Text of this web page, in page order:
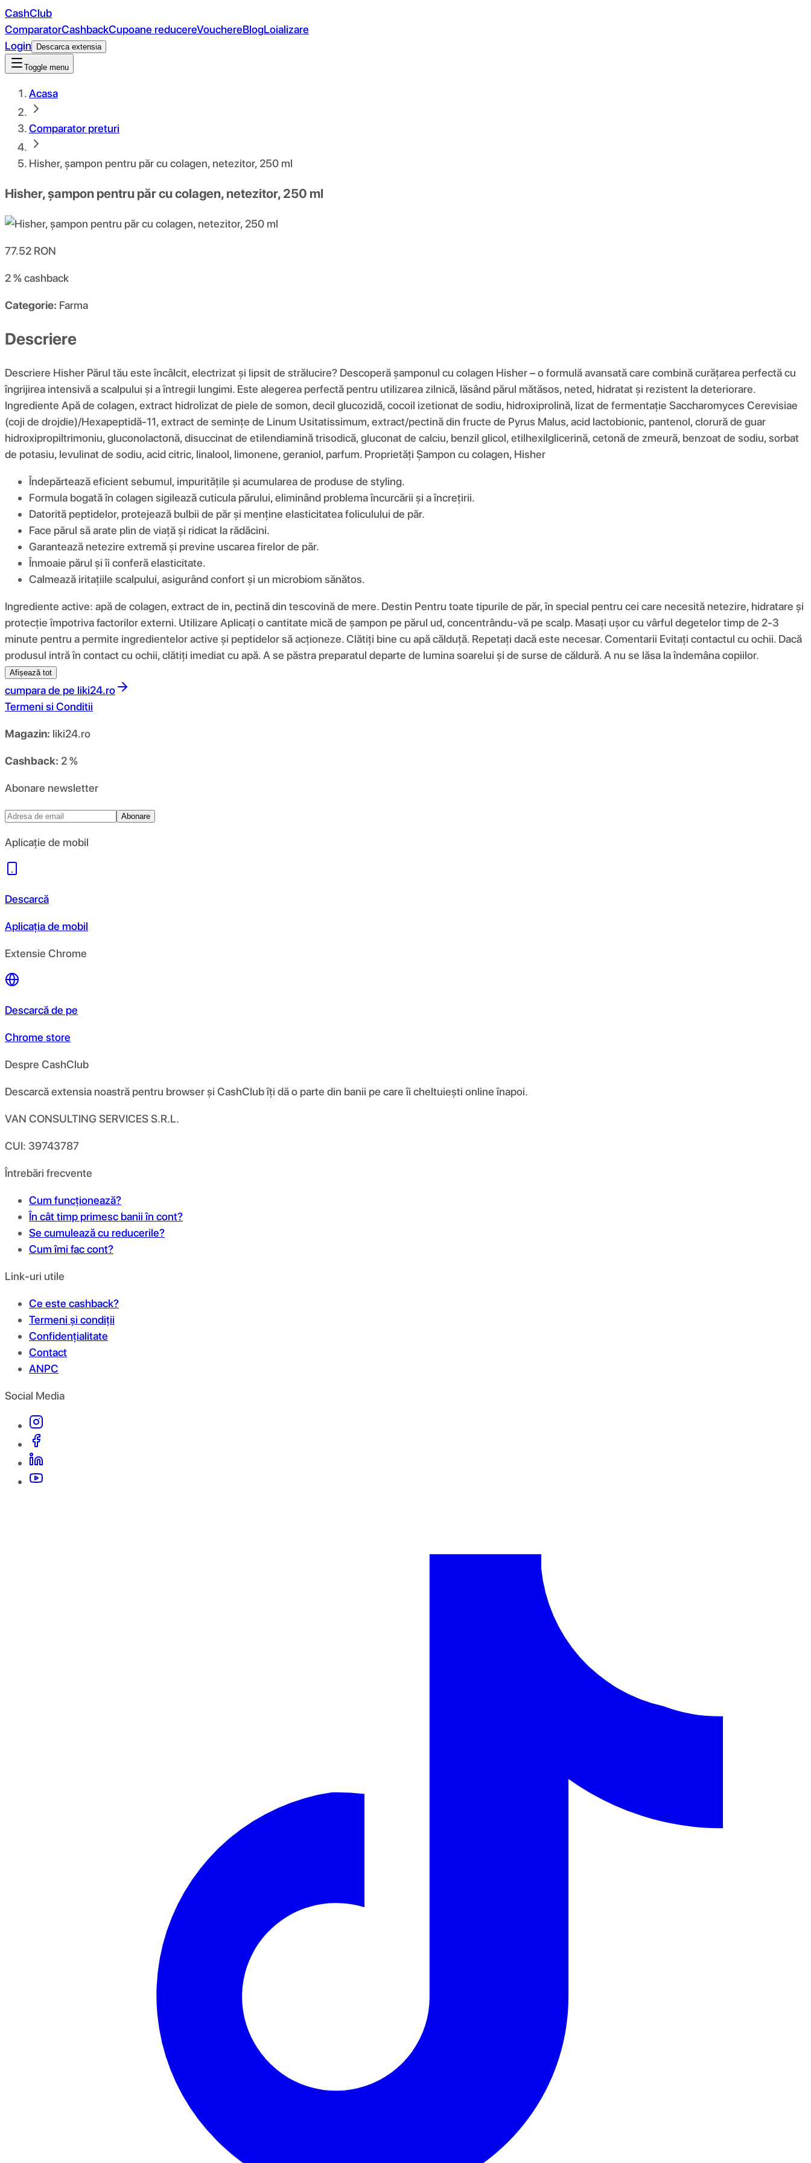
CashClub
ComparatorCashbackCupoane reducereVouchereBlogLoializare
Login
Descarca extensia
Toggle menu
Acasa
Comparator preturi
Hisher, șampon pentru păr cu colagen, netezitor, 250 ml
Hisher, șampon pentru păr cu colagen, netezitor, 250 ml
77.52 RON
2 %cashback
Categorie: Farma
Descriere
Descriere Hisher Părul tău este încâlcit, electrizat și lipsit de strălucire? Descoperă șamponul cu colagen Hisher – o formulă avansată care combină curățarea perfectă cu
îngrijirea intensivă a scalpului și a întregii lungimi. Este alegerea perfectă pentru utilizarea zilnică, lăsând părul mătăsos, neted, hidratat și rezistent la deteriorare.
Ingrediente Apă de colagen, extract hidrolizat de piele de somon, decil glucozidă, cocoil izetionat de sodiu, hidroxiprolină, lizat de fermentație Saccharomyces Cerevisiae
(coji de drojdie)/Hexapeptidă-11, extract de semințe de Linum Usitatissimum, extract/pectină din fructe de Pyrus Malus, acid lactobionic, pantenol, clorură de guar
hidroxipropiltrimoniu, gluconolactonă, disuccinat de etilendiamină trisodică, gluconat de calciu, benzil glicol, etilhexilglicerină, cetonă de zmeură, benzoat de sodiu, sorbat
de potasiu, levulinat de sodiu, acid citric, linalool, limonene, geraniol, parfum. Proprietăți Șampon cu colagen, Hisher
Îndepărtează eficient sebumul, impuritățile și acumularea de produse de styling.
Formula bogată în colagen sigilează cuticula părului, eliminând problema încurcării și a încrețirii.
Datorită peptidelor, protejează bulbii de păr și menține elasticitatea foliculului de păr.
Face părul să arate plin de viață și ridicat la rădăcini.
Garantează netezire extremă și previne uscarea firelor de păr.
Înmoaie părul și îi conferă elasticitate.
Calmează iritațiile scalpului, asigurând confort și un microbiom sănătos.
Ingrediente active: apă de colagen, extract de in, pectină din tescovină de mere. Destin Pentru toate tipurile de păr, în special pentru cei care necesită netezire, hidratare și
protecție împotriva factorilor externi. Utilizare Aplicați o cantitate mică de șampon pe părul ud, concentrându-vă pe scalp. Masați ușor cu vârful degetelor timp de 2-3
minute pentru a permite ingredientelor active și peptidelor să acționeze. Clătiți bine cu apă călduță. Repetați dacă este necesar. Comentarii Evitați contactul cu ochii. Dacă
produsul intră în contact cu ochii, clătiți imediat cu apă. A se păstra preparatul departe de lumina soarelui și de surse de căldură. A nu se lăsa la îndemâna copiilor.
Afișează tot
cumpara de pe liki24.ro
Termeni si Conditii
Magazin: liki24.ro
Cashback: 2 %
Abonare newsletter
Abonare
Aplicație de mobil
Descarcă
Aplicația de mobil
Extensie Chrome
Descarcă de pe
Chrome store
Despre CashClub
Descarcă extensia noastră pentru browser și CashClub îți dă o parte din banii pe care îi cheltuiești online înapoi.
VAN CONSULTING SERVICES S.R.L.
CUI: 39743787
Întrebări frecvente
Cum funcționează?
În cât timp primesc banii în cont?
Se cumulează cu reducerile?
Cum îmi fac cont?
Link-uri utile
Ce este cashback?
Termeni și condiții
Confidențialitate
Contact
ANPC
Social Media